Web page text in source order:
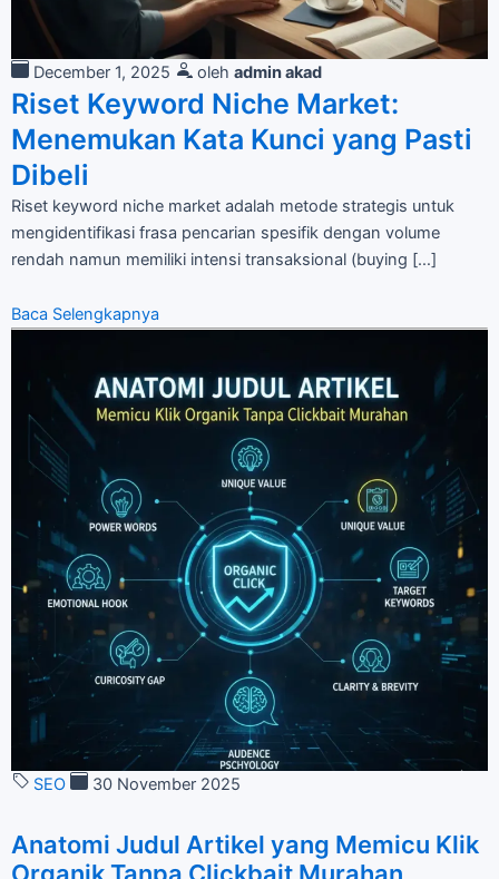
December 1, 2025 oleh admin akad
Riset Keyword Niche Market:
Menemukan Kata Kunci yang Pasti
Dibeli
Riset keyword niche market adalah metode strategis untuk
mengidentifikasi frasa pencarian spesifik dengan volume
rendah namun memiliki intensi transaksional (buying […]
Baca Selengkapnya
SEO 30 November 2025
Anatomi Judul Artikel yang Memicu Klik